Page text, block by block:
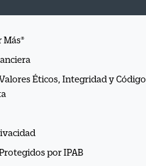
Más®
Éticos, Integridad y Código
por IPAB